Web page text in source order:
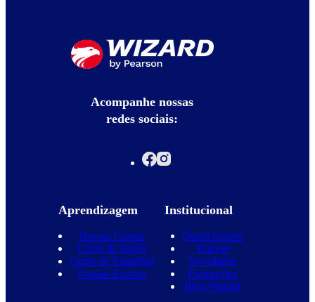
Acompanhe nossas
redes sociais:
Aprendizagem
Nossos Cursos
Curso de Inglês
Curso de Espanhol
Nossas Escolas
Institucional
Quem Somos
Equipe
Novidades
Promoções
Blog Wizard